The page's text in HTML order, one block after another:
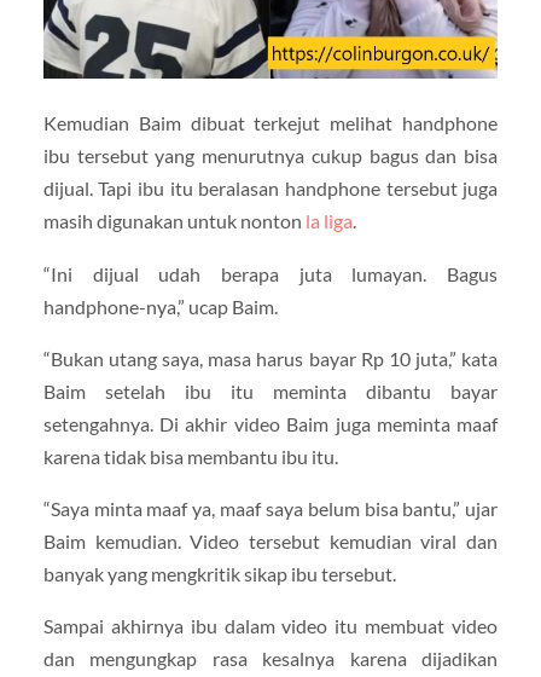
Kemudian Baim dibuat terkejut melihat handphone
ibu tersebut yang menurutnya cukup bagus dan bisa
dijual. Tapi ibu itu beralasan handphone tersebut juga
masih digunakan untuk nonton la liga.
“Ini dijual udah berapa juta lumayan. Bagus
handphone-nya,” ucap Baim.
“Bukan utang saya, masa harus bayar Rp 10 juta,” kata
Baim setelah ibu itu meminta dibantu bayar
setengahnya. Di akhir video Baim juga meminta maaf
karena tidak bisa membantu ibu itu.
“Saya minta maaf ya, maaf saya belum bisa bantu,” ujar
Baim kemudian. Video tersebut kemudian viral dan
banyak yang mengkritik sikap ibu tersebut.
Sampai akhirnya ibu dalam video itu membuat video
dan mengungkap rasa kesalnya karena dijadikan